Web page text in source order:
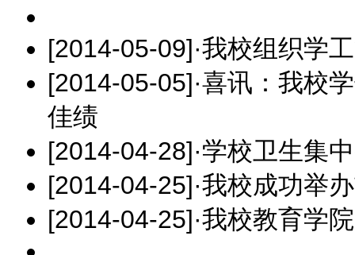
[2014-05-09]·我校组织学
[2014-05-05]·喜讯：我校
佳绩
[2014-04-28]·学校卫生集
[2014-04-25]·我校成功举
[2014-04-25]·我校教育学